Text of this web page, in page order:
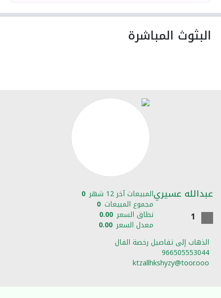
البثوث المباشرة
عبدالله عسيري
1
المبيعات آخر 12 شهر 0
مجموع المبيعات 0
نطاق السعر 0.00
معدل السعر 0.00
الذهاب إلى تفاصيل رخصة الفال
966505553044
ktzallhkshyzy@toor.ooo